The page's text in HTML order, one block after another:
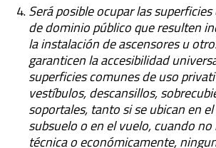
Será posible ocupar las
de dominio público que resulten
la instalación de ascensores u
garanticen la accesibilidad
superficies comunes de uso
vestíbulos, descansillos,
soportales, tanto si se ubican en
subsuelo o en el vuelo, cuando
técnica o económicamente,